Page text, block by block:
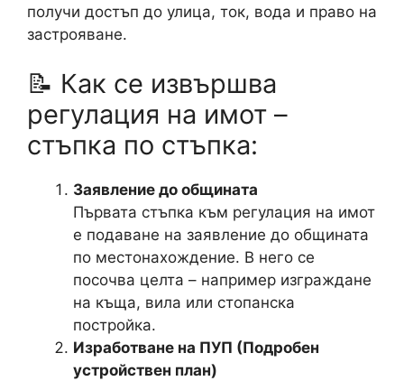
получи достъп до улица, ток, вода и право на
застрояване.
📝 Как се извършва
регулация на имот –
стъпка по стъпка:
Заявление до общината
Първата стъпка към регулация на имот
е подаване на заявление до общината
по местонахождение. В него се
посочва целта – например изграждане
на къща, вила или стопанска
постройка.
Изработване на ПУП (Подробен
устройствен план)